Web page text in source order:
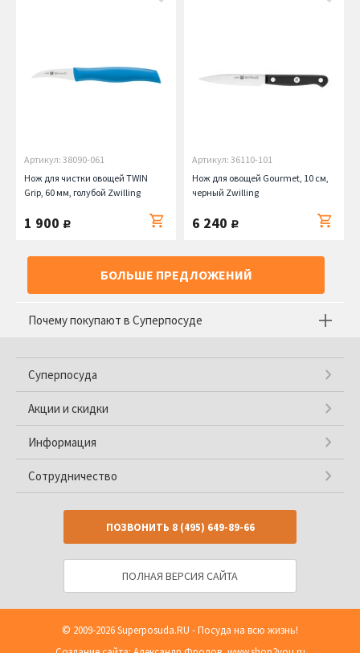
Артикул: 38090-061
Нож для чистки овощей TWIN
Grip, 60 мм, голубой Zwilling
1 900 руб.
Артикул: 36110-101
Нож для овощей Gourmet, 10 см,
черный Zwilling
6 240 руб.
БОЛЬШЕ ПРЕДЛОЖЕНИЙ
Почему покупают в Суперпосуде
Суперпосуда
Акции и скидки
Информация
Сотрудничество
ПОЗВОНИТЬ 8 (495) 649-89-66
ПОЛНАЯ ВЕРСИЯ САЙТА
© 2009-2026Superposuda.RU - Посуда на всю жизнь!